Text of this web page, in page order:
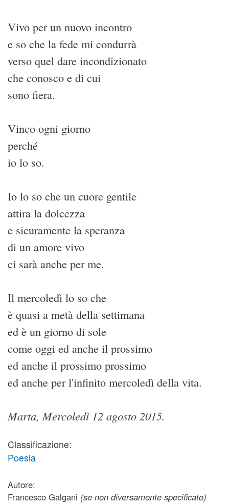
Vivo per un nuovo incontro
e so che la fede mi condurrà
verso quel dare incondizionato
che conosco e di cui
sono fiera.
Vinco ogni giorno
perché
io lo so.
Io lo so che un cuore gentile
attira la dolcezza
e sicuramente la speranza
di un amore vivo
ci sarà anche per me.
Il mercoledì lo so che
è quasi a metà della settimana
ed è un giorno di sole
come oggi ed anche il prossimo
ed anche il prossimo prossimo
ed anche per l'infinito mercoledì della vita.
Marta, Mercoledì 12 agosto 2015.
Classificazione:
Poesia
Autore:
Francesco Galgani (se non diversamente specificato)